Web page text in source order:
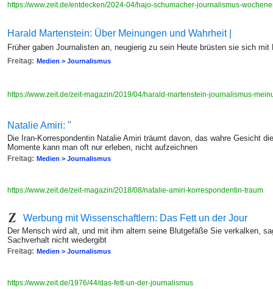
https://www.zeit.de/entdecken/2024-04/hajo-schumacher-journalismus-
Harald Martenstein: Über Meinungen und Wahrheit |
Früher gaben Journalisten an, neugierig zu sein Heute brüsten sie sich
Freitag: Medien > Journalismus
https://www.zeit.de/zeit-magazin/2019/04/harald-martenstein-journalismus-
Natalie Amiri: "
Die Iran-Korrespondentin Natalie Amiri träumt davon, das wahre Gesicht
Momente kann man oft nur erleben, nicht aufzeichnen
Freitag: Medien > Journalismus
https://www.zeit.de/zeit-magazin/2018/08/natalie-amiri-korrespondentin-traum
Werbung mit Wissenschaftlern: Das Fett un der Jour
Der Mensch wird alt, und mit ihm altern seine Blutgefäße Sie verkalken,
Sachverhalt nicht wiedergibt
Freitag: Medien > Journalismus
https://www.zeit.de/1976/44/das-fett-un-der-journalismus